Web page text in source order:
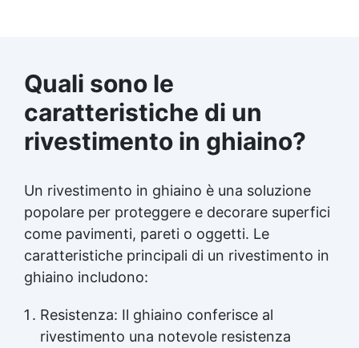
Quali sono le
caratteristiche di un
rivestimento in ghiaino?
Un rivestimento in ghiaino è una soluzione
popolare per proteggere e decorare superfici
come pavimenti, pareti o oggetti. Le
caratteristiche principali di un rivestimento in
ghiaino includono:
Resistenza: Il ghiaino conferisce al
rivestimento una notevole resistenza